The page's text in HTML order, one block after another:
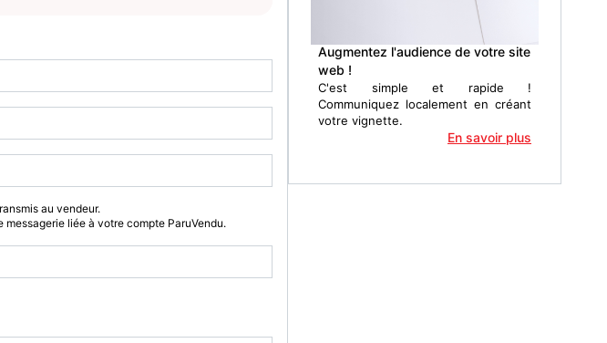
au vendeur.
messagerie liée à votre compte ParuVendu.
Augmentez l'audience de votre site
web !
C'est simple et rapide !
Communiquez localement en créant
votre vignette.
En savoir plus